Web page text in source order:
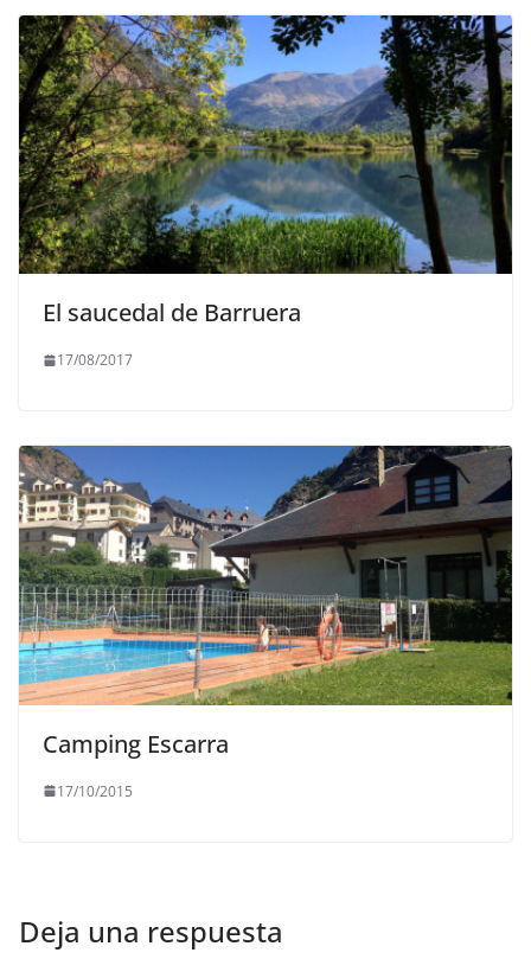
El saucedal de Barruera
17/08/2017
Camping Escarra
17/10/2015
Deja una respuesta